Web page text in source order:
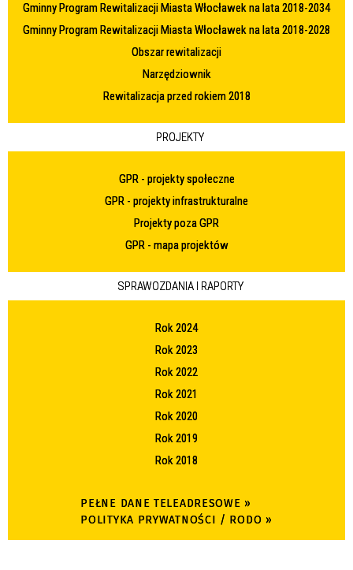
Gminny Program Rewitalizacji Miasta Włocławek na lata 2018-2034
Gminny Program Rewitalizacji Miasta Włocławek na lata 2018-2028
Obszar rewitalizacji
Narzędziownik
Rewitalizacja przed rokiem 2018
PROJEKTY
GPR - projekty społeczne
GPR - projekty infrastrukturalne
Projekty poza GPR
GPR - mapa projektów
SPRAWOZDANIA I RAPORTY
Rok 2024
Rok 2023
Rok 2022
Rok 2021
Rok 2020
Rok 2019
Rok 2018
PEŁNE DANE TELEADRESOWE »
POLITYKA PRYWATNOŚCI / RODO »